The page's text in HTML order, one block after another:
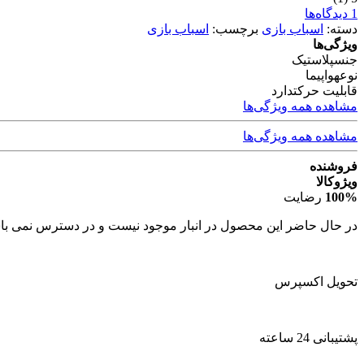
1 دیدگاه‌ها
دسته: اسباب بازی برچسب: اسباب بازی
ویژگی‌ها
جنسپلاستیک
نوعهواپیما
قابلیت حرکتدارد
مشاهده همه ویژگی‌ها
مشاهده همه ویژگی‌ها
فروشنده
ویژوکالا
100% رضایت
در حال حاضر این محصول در انبار موجود نیست و در دسترس نمی
تحویل اکسپرس
پشتیبانی 24 ساعته